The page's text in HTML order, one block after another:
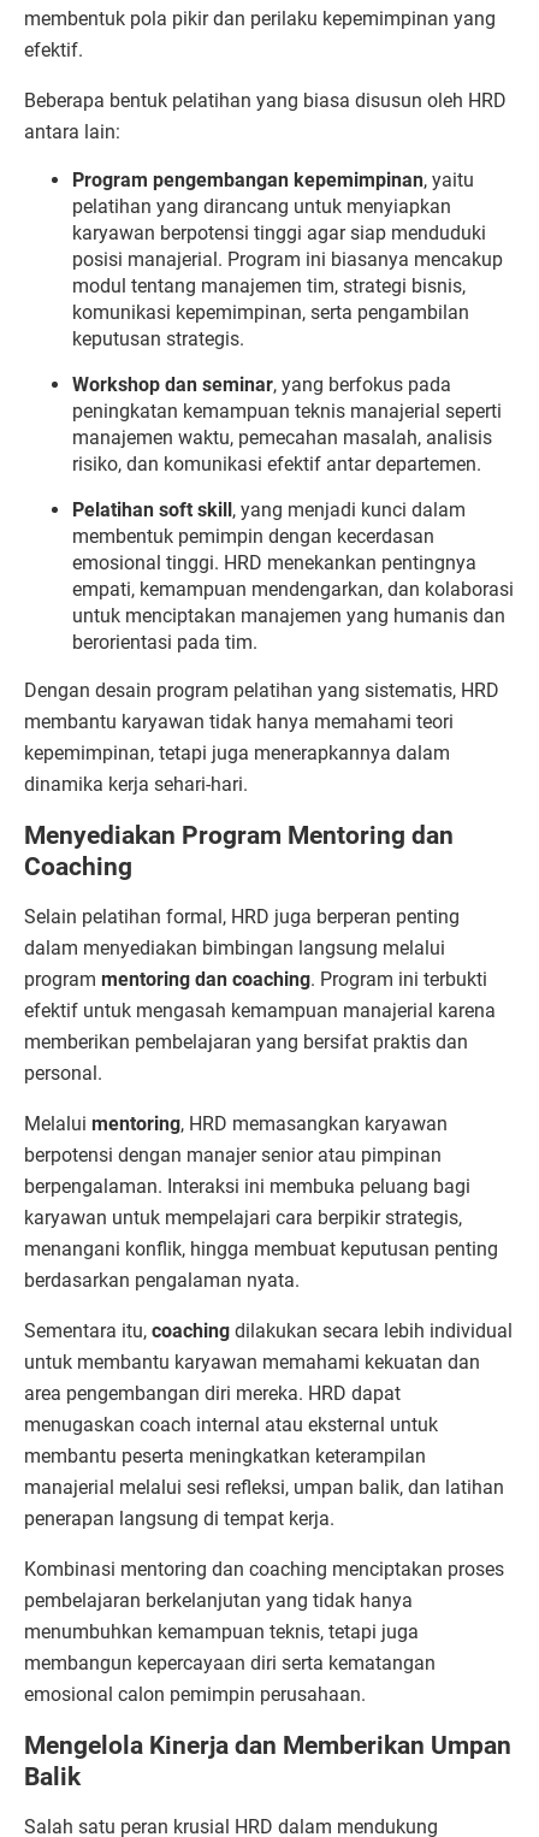
membentuk pola pikir dan perilaku kepemimpinan yang
efektif.
Beberapa bentuk pelatihan yang biasa disusun oleh HRD
antara lain:
Program pengembangan kepemimpinan, yaitu
pelatihan yang dirancang untuk menyiapkan
karyawan berpotensi tinggi agar siap menduduki
posisi manajerial. Program ini biasanya mencakup
modul tentang manajemen tim, strategi bisnis,
komunikasi kepemimpinan, serta pengambilan
keputusan strategis.
Workshop dan seminar, yang berfokus pada
peningkatan kemampuan teknis manajerial seperti
manajemen waktu, pemecahan masalah, analisis
risiko, dan komunikasi efektif antar departemen.
Pelatihan soft skill, yang menjadi kunci dalam
membentuk pemimpin dengan kecerdasan
emosional tinggi. HRD menekankan pentingnya
empati, kemampuan mendengarkan, dan kolaborasi
untuk menciptakan manajemen yang humanis dan
berorientasi pada tim.
Dengan desain program pelatihan yang sistematis, HRD
membantu karyawan tidak hanya memahami teori
kepemimpinan, tetapi juga menerapkannya dalam
dinamika kerja sehari-hari.
Menyediakan Program Mentoring dan
Coaching
Selain pelatihan formal, HRD juga berperan penting
dalam menyediakan bimbingan langsung melalui
program mentoring dan coaching. Program ini terbukti
efektif untuk mengasah kemampuan manajerial karena
memberikan pembelajaran yang bersifat praktis dan
personal.
Melalui mentoring, HRD memasangkan karyawan
berpotensi dengan manajer senior atau pimpinan
berpengalaman. Interaksi ini membuka peluang bagi
karyawan untuk mempelajari cara berpikir strategis,
menangani konflik, hingga membuat keputusan penting
berdasarkan pengalaman nyata.
Sementara itu, coaching dilakukan secara lebih individual
untuk membantu karyawan memahami kekuatan dan
area pengembangan diri mereka. HRD dapat
menugaskan coach internal atau eksternal untuk
membantu peserta meningkatkan keterampilan
manajerial melalui sesi refleksi, umpan balik, dan latihan
penerapan langsung di tempat kerja.
Kombinasi mentoring dan coaching menciptakan proses
pembelajaran berkelanjutan yang tidak hanya
menumbuhkan kemampuan teknis, tetapi juga
membangun kepercayaan diri serta kematangan
emosional calon pemimpin perusahaan.
Mengelola Kinerja dan Memberikan Umpan
Balik
Salah satu peran krusial HRD dalam mendukung